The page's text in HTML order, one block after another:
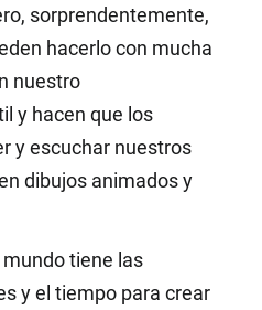
sorprendentemente,
hacerlo con mucha
nuestro
y hacen que los
y escuchar nuestros
dibujos animados y
tiene las
y el tiempo para crear